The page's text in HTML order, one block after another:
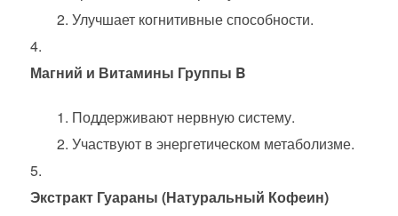
Улучшает когнитивные способности.
Магний и Витамины Группы B
Поддерживают нервную систему.
Участвуют в энергетическом метаболизме.
Экстракт Гуараны (Натуральный Кофеин)